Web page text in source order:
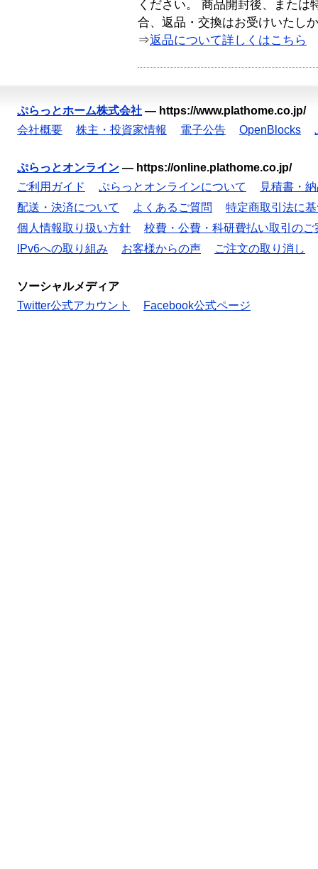
ください。 商品開封後、または
合、返品・交換はお受けいたし
⇒返品について詳しくはこちら
ぷらっとホーム株式会社 — https://www.plathome.co.jp/
会社概要
株主・投資家情報 電子公告 OpenBlocks
ぷらっとオンライン — https://online.plathome.co.jp/
ご利用ガイド
ぷらっとオンラインについて
見積書・
配送・決済について
よくあるご質問
特定商取引法に
個人情報取り扱い方針
校費・公費・科研費払い取引のご
IPv6への取り組み
お客様からの声 ご注文の取り消し
ソーシャルメディア
Twitter公式アカウント
Facebook公式ページ